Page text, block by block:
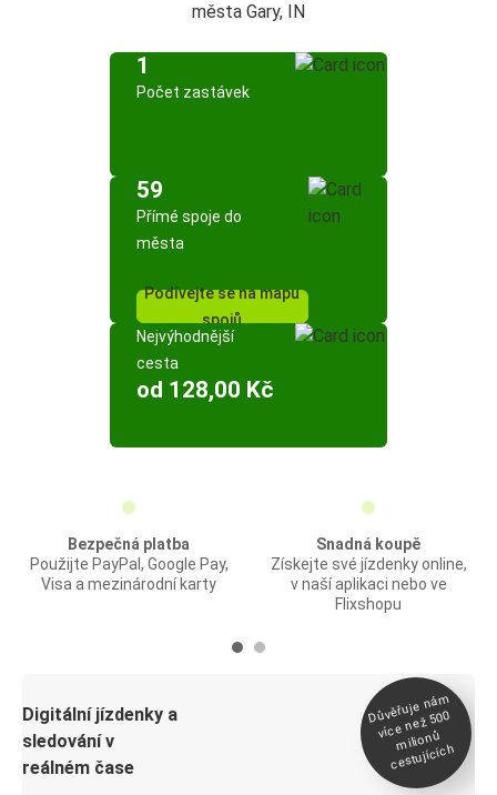
města Gary, IN
1
Počet zastávek
59
Přímé spoje do
města
Podívejte se na mapu
spojů
Nejvýhodnější
cesta
od 128,00 Kč
Bezpečná platba
Použijte PayPal, Google Pay,
Visa a mezinárodní karty
Snadná koupě
Získejte své jízdenky online,
v naší aplikaci nebo ve
Flixshopu
Digitální jízdenky a
sledování v
reálném čase
Důvěřuje ná
m
více než 500
milionů
cestujících